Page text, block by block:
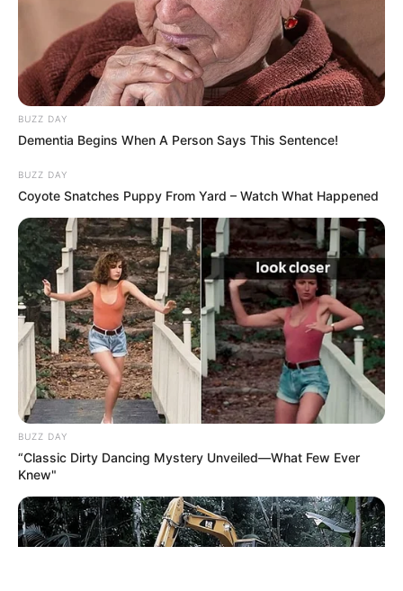
TAGS
ΕΥΒΟΙΑ
ΧΑΛΚΙΔΑ ΝΕΑ
ΤΑΥΤΟΤΗΤΑ ΚΑΙ ΕΠΙΚΟΙΝΩΝΙΑ ΟΡΟΙ ΧΡΗΣΗΣ
BUZZ DAY
Dementia Begins When A Person Says This Sentence!
BUZZ DAY
Coyote Snatches Puppy From Yard – Watch What Happened
BUZZ DAY
“Classic Dirty Dancing Mystery Unveiled—What Few Ever
Knew"